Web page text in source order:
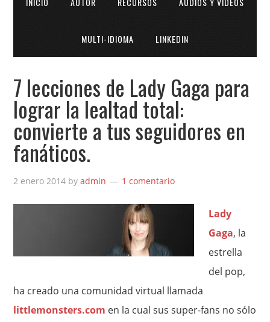
MULTI-IDIOMA LINKEDIN
7 lecciones de Lady Gaga para
lograr la lealtad total:
convierte a tus seguidores en
fanáticos.
2 enero 2014 byadmin 1 comentario
Lady
Gaga, la
estrella
del pop,
ha creado una comunidad virtual llamada
littlemonsters.com en la cual sus super-fans no sólo